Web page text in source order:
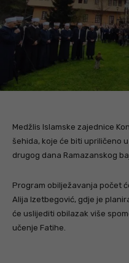
Medžlis Islamske zajednice
šehida, koje će biti upriličeno
drugog dana Ramazanskog
Program obilježavanja počet
Alija Izetbegović, gdje je
će uslijediti obilazak više
učenje Fatihe.